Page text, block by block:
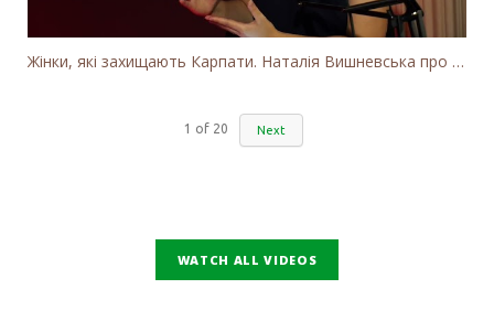
Жінки, які захищають Карпати. Наталія Вишневська про вітряки в Закарпатті та участь громадськості
1 of 20 Next
WATCH ALL VIDEOS